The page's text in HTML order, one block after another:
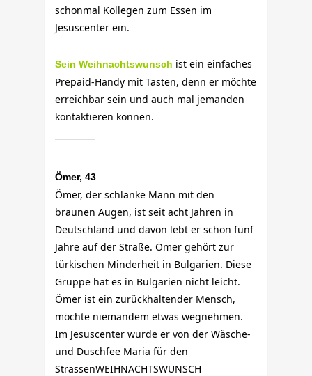
schonmal Kollegen zum Essen im
Jesuscenter ein.
Sein Weihnachtswunsch ist ein einfaches
Prepaid-Handy mit Tasten, denn er möchte
erreichbar sein und auch mal jemanden
kontaktieren können.
Ömer, 43
Ömer, der schlanke Mann mit den
braunen Augen, ist seit acht Jahren in
Deutschland und davon lebt er schon fünf
Jahre auf der Straße. Ömer gehört zur
türkischen Minderheit in Bulgarien. Diese
Gruppe hat es in Bulgarien nicht leicht.
Ömer ist ein zurückhaltender Mensch,
möchte niemandem etwas wegnehmen.
Im Jesuscenter wurde er von der Wäsche-
und Duschfee Maria für den
StrassenWEIHNACHTSWUNSCH